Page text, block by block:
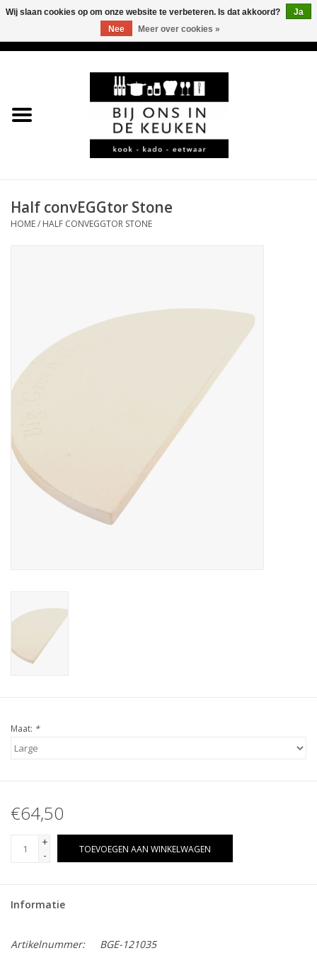
LEKKER
KOFFIE
Koken & Bakken
Messenslijpen
Half convEGGtor Stone
HOME/ HALF CONVEGGTOR STONE
Maat: *
€64,50
+
-
TOEVOEGEN AAN WINKELWAGEN
Informatie
Artikelnummer:
BGE-121035
Wij slaan cookies op om onze website te verbeteren. Is dat akkoord?
Ja
Nee
Meer over cookies »